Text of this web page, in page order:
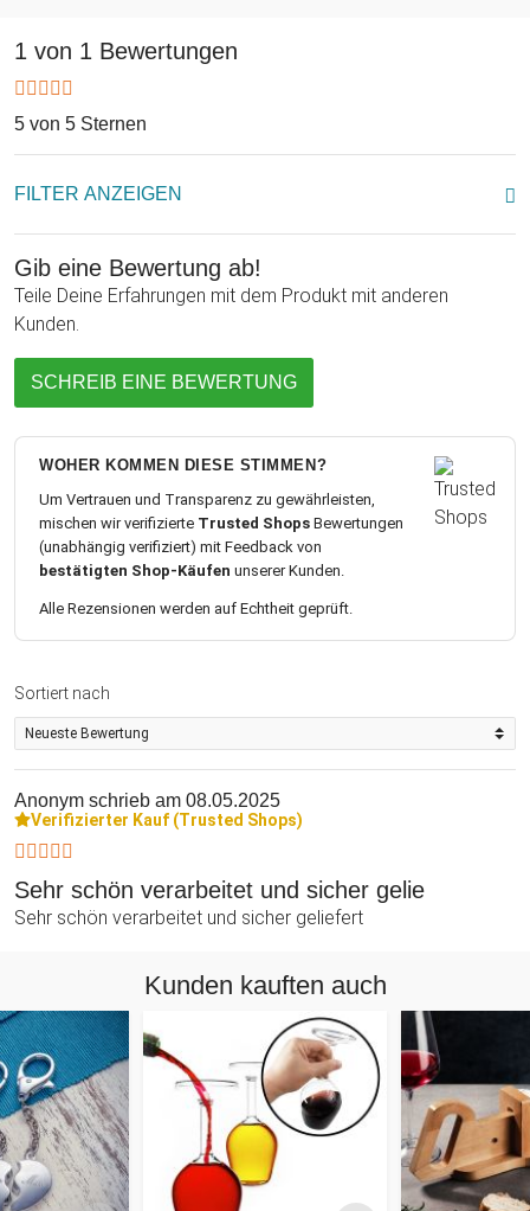
1 von 1 Bewertungen
5 von 5 Sternen
FILTER ANZEIGEN
Gib eine Bewertung ab!
Teile Deine Erfahrungen mit dem Produkt mit anderen
Kunden.
SCHREIB EINE BEWERTUNG
WOHER KOMMEN DIESE STIMMEN?
Um Vertrauen und Transparenz zu gewährleisten,
mischen wir verifizierte Trusted Shops Bewertungen
(unabhängig verifiziert) mit Feedback von
bestätigten Shop-Käufen unserer Kunden.
Alle Rezensionen werden auf Echtheit geprüft.
Sortiert nach
Anonym schrieb am 08.05.2025
Verifizierter Kauf (Trusted Shops)
Sehr schön verarbeitet und sicher gelie
Sehr schön verarbeitet und sicher geliefert
Kunden kauften auch